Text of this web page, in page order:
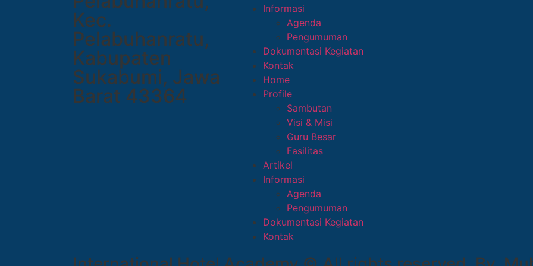
Kec.
Pelabuhanratu,
Kabupaten
Sukabumi, Jawa
Barat 43364
Informasi
Agenda
Pengumuman
Dokumentasi Kegiatan
Kontak
Home
Profile
Sambutan
Visi & Misi
Guru Besar
Fasilitas
Artikel
Informasi
Agenda
Pengumuman
Dokumentasi Kegiatan
Kontak